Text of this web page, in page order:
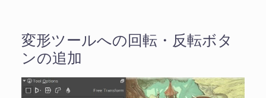
変形ツールへの回転・反転ボタ
ンの追加